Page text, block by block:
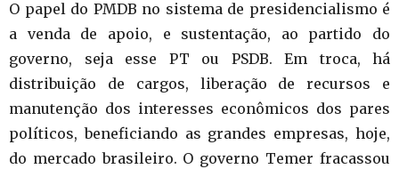
O papel do PMDB no sistema de presidencialismo é
a venda de apoio, e sustentação, ao partido do
governo, seja esse PT ou PSDB. Em troca, há
distribuição de cargos, liberação de recursos e
manutenção dos interesses econômicos dos pares
políticos, beneficiando as grandes empresas, hoje,
do mercado brasileiro. O governo Temer fracassou